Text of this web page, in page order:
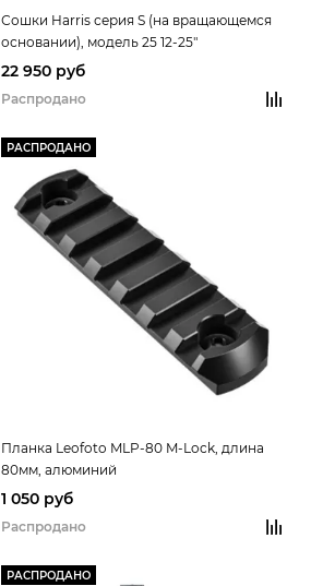
Сошки Harris серия S (на вращающемся
основании), модель 25 12-25"
22 950 руб
Распродано
РАСПРОДАНО
Планка Leofoto MLP-80 M-Lock, длина
80мм, алюминий
1 050 руб
Распродано
РАСПРОДАНО